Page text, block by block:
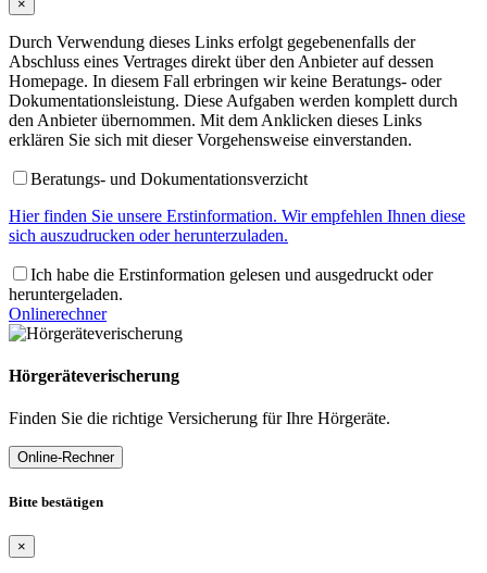
×
Durch Verwendung dieses Links erfolgt gegebenenfalls der
Abschluss eines Vertrages direkt über den Anbieter auf dessen
Homepage. In diesem Fall erbringen wir keine Beratungs- oder
Dokumentationsleistung. Diese Aufgaben werden komplett durch
den Anbieter übernommen. Mit dem Anklicken dieses Links
erklären Sie sich mit dieser Vorgehensweise einverstanden.
Beratungs- und Dokumentationsverzicht
Hier finden Sie unsere Erstinformation. Wir empfehlen Ihnen diese
sich auszudrucken oder herunterzuladen.
Ich habe die Erstinformation gelesen und ausgedruckt oder
heruntergeladen.
Onlinerechner
Hörgeräteverischerung
Finden Sie die richtige Versicherung für Ihre Hörgeräte.
Online-Rechner
Bitte bestätigen
×